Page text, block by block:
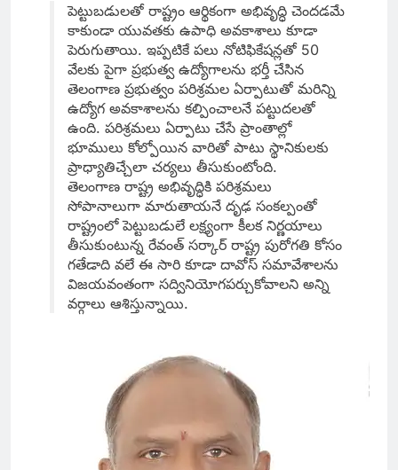
పెట్టుబడులతో రాష్ట్రం ఆర్థికంగా అభివృద్ధి చెందడమే
కాకుండా యువతకు ఉపాధి అవకాశాలు కూడా
పెరుగుతాయి. ఇప్పటికే పలు నోటిఫికేషన్లతో 50
వేలకు పైగా ప్రభుత్వ ఉద్యోగాలను భర్తీ చేసిన
తెలంగాణ ప్రభుత్వం పరిశ్రమల ఏర్పాటుతో మరిన్ని
ఉద్యోగ అవకాశాలను కల్పించాలనే పట్టుదలతో
ఉంది. పరిశ్రమలు ఏర్పాటు చేసే ప్రాంతాల్లో
భూములు కోల్పోయిన వారితో పాటు స్థానికులకు
ప్రాధ్యాతిచ్చేలా చర్యలు తీసుకుంటోంది.
తెలంగాణ రాష్ట్ర అభివృద్ధికి పరిశ్రమలు
సోపానాలుగా మారుతాయనే దృఢ సంకల్పంతో
రాష్ట్రంలో పెట్టుబడులే లక్ష్యంగా కీలక నిర్ణయాలు
తీసుకుంటున్న రేవంత్ సర్కార్ రాష్ట్ర పురోగతి కోసం
గతేడాది వలే ఈ సారి కూడా దావోస్ సమావేశాలను
విజయవంతంగా సద్వినియోగపర్చుకోవాలని అన్ని
వర్గాలు ఆశిస్తున్నాయి.